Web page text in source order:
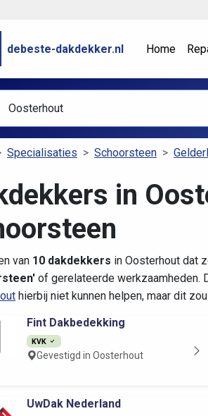
debeste-dakdekker.nl Home
Specialisaties Schoorsteen
in
van 10 dakdekkers in Oosterhout dat
of gerelateerde werkzaamheden.
hierbij niet kunnen helpen, maar dit
Fint Dakbedekking
KVK
Gevestigd in Oosterhout
UwDak Nederland